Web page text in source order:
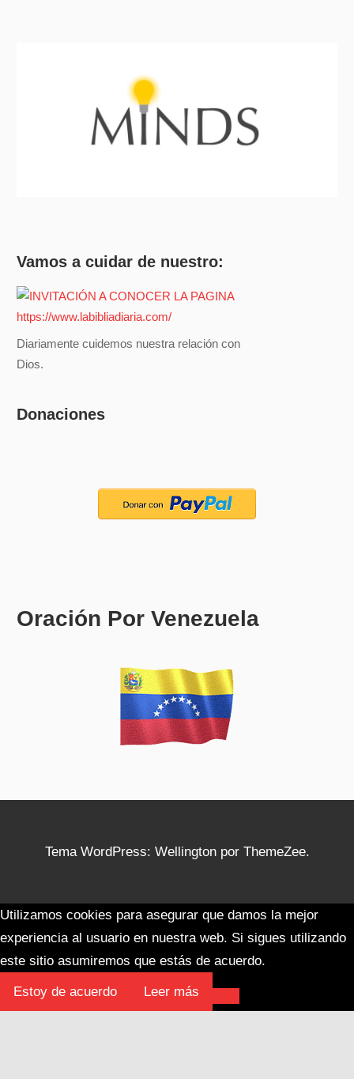
Vamos a cuidar de nuestro:
Diariamente cuidemos nuestra relación con
Dios.
Donaciones
Oración Por Venezuela
Tema WordPress: Wellington por ThemeZee.
Utilizamos cookies para asegurar que damos la mejor
experiencia al usuario en nuestra web. Si sigues utilizando
este sitio asumiremos que estás de acuerdo.
Estoy de acuerdo Leer más